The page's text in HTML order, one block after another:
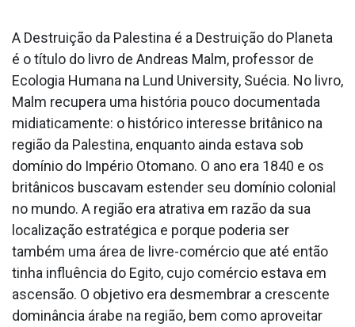
A Destruição da Palestina é a Destruição do Planeta
é o título do livro de Andreas Malm, professor de
Ecologia Humana na Lund University, Suécia. No livro,
Malm recupera uma história pouco documentada
midiaticamente: o histórico interesse britânico na
região da Palestina, enquanto ainda estava sob
domínio do Império Otomano. O ano era 1840 e os
britânicos buscavam estender seu domínio colonial
no mundo. A região era atrativa em razão da sua
localização estratégica e porque poderia ser
também uma área de livre-comércio que até então
tinha influência do Egito, cujo comércio estava em
ascensão. O objetivo era desmembrar a crescente
dominância árabe na região, bem como aproveitar